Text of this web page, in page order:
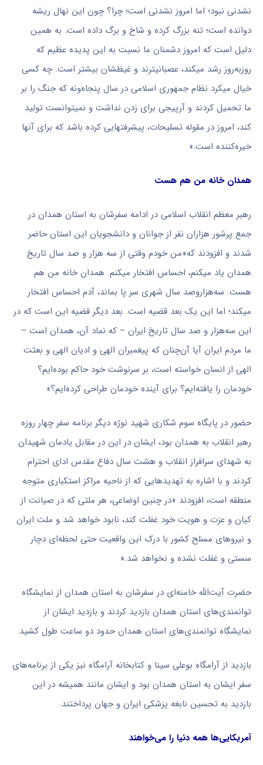
نشدنی نبود؛ اما امروز نشدنی است؛ چرا؟ چون این نهال ریشه
دوانده است؛ تنه بزرگ کرده و شاخ و برگ داده است. به همین
دلیل است که امروز دشمنان ما نسبت به این پدیده‌ عظیم که
روزبه‌روز رشد میکند، عصبانیترند و غیظشان بیشتر است. چه کسی
خیال میکرد نظام جمهوری اسلامی در سال پنجاه‌ونه که جنگ را بر
ما تحمیل کردند و آرپیجی برای زدن نداشت و نمیتوانست تولید
کند، امروز در مقوله‌ تسلیحات، پیشرفتهایی کرده باشد که برای آنها
خیره‌کننده است.»
همدان خانه‌ من هم هست
رهبر معظم انقلاب اسلامی در ادامه سفرشان به استان همدان در
جمع پرشور هزاران نفر از جوانان و دانشجویان این استان حاضر
شدند و افزودند که«من خودم وقتی از سه هزار و صد سال تاریخ
همدان یاد میکنم، احساس افتخار میکنم. همدان خانه‌ من هم
هست. سه‌هزاروصد سال شهری سر پا بماند، آدم احساس افتخار
میکند؛ اما این یک بعد قضیه است. بعد دیگر قضیه این است که در
این سه‌هزار و صد سال تاریخ ایران – که نماد آن، همدان است –
ما مردم ایران آیا آن‌چنان که پیغمبران الهی و ادیان الهی و بعثت
الهی از انسان خواسته است، بر سرنوشت خود حاکم بوده‌ایم؟
خودمان را یافته‌ایم؟ برای آینده‌ خودمان طراحی کرده‌ایم؟»
حضور در پایگاه سوم شکاری شهید نوژه دیگر برنامه سفر چهار روزه
رهبر انقلاب به همدان بود، ایشان در این در مقابل یادمان شهیدان
به شهدای سرافراز انقلاب و هشت سال دفاع مقدس ادای احترام
کردند و با اشاره به تهدیدهایی که از ناحیه‌ مراکز استکباری متوجه
منطقه‌ است، افزودند «در چنین اوضاعی، هر ملتی که در صیانت از
کیان و عزت و هویت خود غفلت کند، نابود خواهد شد و ملت ایران
و نیروهای مسلح کشور با درک این واقعیت حتی لحظه‌ای دچار
سستی و غفلت نشده و نخواهد شد.»
حضرت آیت‌الله خامنه‌ای در سفرشان به استان همدان از نمایشگاه
توانمندی‌های استان همدان بازدید کردند و بازدید ایشان از
نمایشگاه توانمندی‌های استان همدان حدود دو ساعت طول کشید.
بازدید از آرامگاه بوعلی سینا و کتابخانه آرامگاه نیز یکی از برنامه‌های
سفر ایشان به استان همدان بود و ایشان مانند همیشه در این
بازدید به تحسین نابغه پزشکی ایران و جهان پرداختند.
آمریکایی‌ها همه دنیا را می‌خواهند